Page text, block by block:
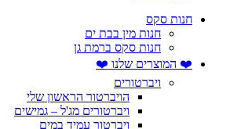
חנות סקס
חנות מין בבת ים
חנות סקס ברמת גן
❤️ המוצרים שלנו ❤️
ויברטורים
הויברטור הראשון שלי
ויברטורים מג'ל – גמישים
ויברטור עמיד במים